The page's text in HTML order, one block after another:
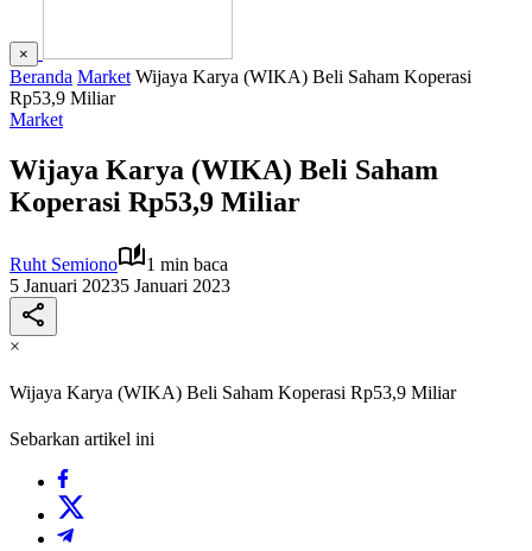
×
Beranda Market Wijaya Karya (WIKA) Beli Saham Koperasi
Rp53,9 Miliar
Market
Wijaya Karya (WIKA) Beli Saham
Koperasi Rp53,9 Miliar
Ruht Semiono
1 min baca
5 Januari 20235 Januari 2023
×
Wijaya Karya (WIKA) Beli Saham Koperasi Rp53,9 Miliar
Sebarkan artikel ini